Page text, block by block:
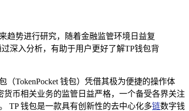
趋势进行研究，随着金融监管环境日益复
深入分析，有助于用户更好了解TP钱包背
（TokenPocket 钱包）凭借其极为便捷的操作体
币相关业务的监管日益严格，一个备受各界关注
TP 钱包是一款具有创新性的去中心化多链数字钱